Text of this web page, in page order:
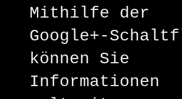
Mithilfe der
Google+-
können Sie
Informationen